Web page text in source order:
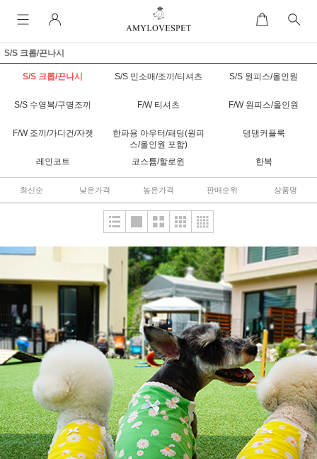
S/S 크롭/끈나시
S/S 크롭/끈나시 S/S 민소매/조끼/티셔츠 S/S 원피스/올인원
S/S 수영복/구명조끼 F/W 티셔츠 F/W 원피스/올인원
F/W 조끼/가디건/자켓
한파용 아우터/패딩(원피
스/올인원 포함)
댕댕커플룩
레인코트 코스튬/할로윈 한복
최신순 낮은가격 높은가격 판매순위 상품명